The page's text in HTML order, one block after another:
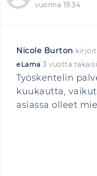
vuonna 19:34
Nicole Burton
eLama 3 vuotta
Työskentelin
kuukautta,
asiassa olleet